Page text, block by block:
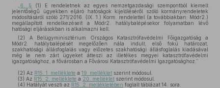
6. § (1) E rendeletnek az egyes nemzetgazdasági szempontból kiemelt
jelentőségű ügyekben eljáró hatóságok kijelöléséről szóló kormányrendeletek
módosításáról szóló 271/2016. (IX. 1.) Korm. rendelettel (a továbbiakban: Módr2.)
megállapított rendelkezéseit a Módr2. hatálybalépésekor folyamatban lévő
hatósági eljárásokban is alkalmazni kell.
(2) A Belügyminisztérium Országos Katasztrófavédelmi Főigazgatóság a
Módr2. hatálybalépését megelőzően nála indult, első fokú határozat,
szakhatósági állásfoglalás vagy előzetes szakhatósági állásfoglalás kiadásával
még le nem zárt ügyeket átteszi az illetékes megyei katasztrófavédelmi
igazgatósághoz, a fővárosban a Fővárosi Katasztrófavédelmi Igazgatósághoz.”
(2) Az R15. 1. melléklete a 19. melléklet szerint módosul.
(3) Az R15. 2. melléklete a 20. melléklet szerint módosul.
(4) Hatályát veszti az R15. 2. mellékletében foglalt táblázat 14. sora.